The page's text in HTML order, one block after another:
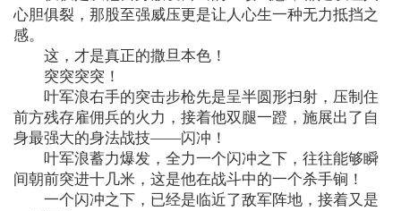
心胆俱裂，那股至强威压更是让人心生一种无力抵挡之
感。
这，才是真正的撒旦本色！
突突突突！
叶军浪右手的突击步枪先是呈半圆形扫射，压制住
前方残存雇佣兵的火力，接着他双腿一蹬，施展出了自
身最强大的身法战技——闪冲！
叶军浪蓄力爆发，全力一个闪冲之下，往往能够瞬
间朝前突进十几米，这是他在战斗中的一个杀手锏！
一个闪冲之下，已经是临近了敌军阵地，接着又是